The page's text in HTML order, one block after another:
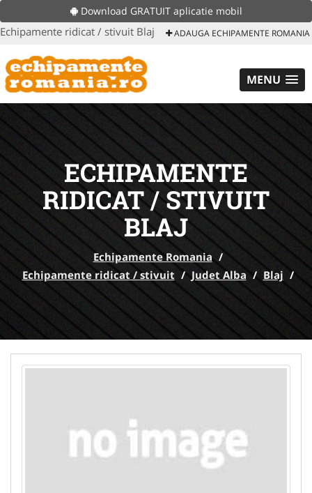
Download GRATUIT aplicatie mobil
Echipamente ridicat / stivuit Blaj ADAUGA ECHIPAMENTE ROMANIA
MENU
ECHIPAMENTE
RIDICAT / STIVUIT
BLAJ
Echipamente Romania /
Echipamente ridicat / stivuit / Judet Alba / Blaj /